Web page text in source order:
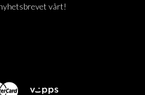
vårt!